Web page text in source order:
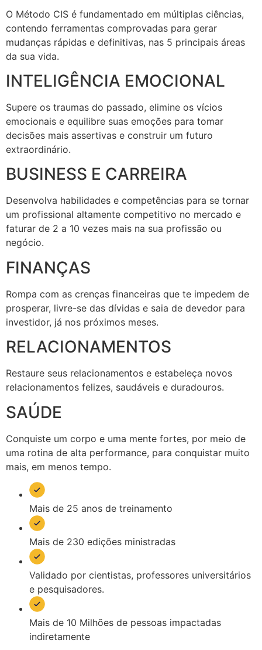
O Método CIS é fundamentado em múltiplas ciências,
contendo ferramentas comprovadas para gerar
mudanças rápidas e definitivas, nas 5 principais áreas
da sua vida.
INTELIGÊNCIA EMOCIONAL
Supere os traumas do passado, elimine os vícios
emocionais e equilibre suas emoções para tomar
decisões mais assertivas e construir um futuro
extraordinário.
BUSINESS E CARREIRA
Desenvolva habilidades e competências para se tornar
um profissional altamente competitivo no mercado e
faturar de 2 a 10 vezes mais na sua profissão ou
negócio.
FINANÇAS
Rompa com as crenças financeiras que te impedem de
prosperar, livre-se das dívidas e saia de devedor para
investidor, já nos próximos meses.
RELACIONAMENTOS
Restaure seus relacionamentos e estabeleça novos
relacionamentos felizes, saudáveis e duradouros.
SAÚDE
Conquiste um corpo e uma mente fortes, por meio de
uma rotina de alta performance, para conquistar muito
mais, em menos tempo.
Mais de 25 anos de treinamento
Mais de 230 edições ministradas
Validado por cientistas, professores universitários
e pesquisadores.
Mais de 10 Milhões de pessoas impactadas
indiretamente